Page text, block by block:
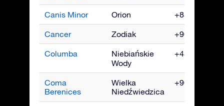
Canis Minor Orion +85° do -75°
Cancer Zodiak +90° do -60°
Columba
Niebiańskie
Wody
+45° do -90°
Coma
Berenices
Wielka
Niedźwiedzica
+90° do -60°